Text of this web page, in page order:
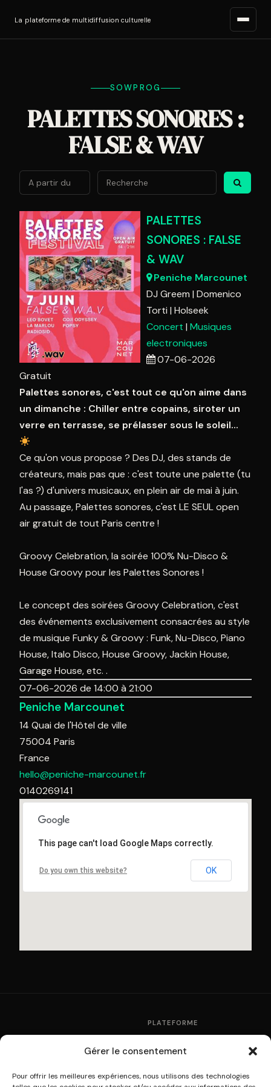
Gérer le consentement
Pour offrir les meilleures expériences, nous utilisons des technologies
La plateforme de multidiffusion culturelle
SOWPROG
PALETTES SONORES :
FALSE & WAV
Août
Lun Mar Mer Jeu Ven
27 28 29 30 31 1
3 4 5 6
10 11 12 13 14 15
17 18 19 20 21 22
24 25 26 27 28
31 2 3 4 5
Aujourd'hui Effacer
PALETTES
SONORES : FALSE
& WAV
Peniche Marcounet
DJ Greem Domenico
Torti Holseek
Concert Musiques
electroniques
07-06-2026
Gratuit
Palettes sonores, c'est tout ce qu'on aime dans
un dimanche : Chiller entre copains, siroter un
verre en terrasse, se prélasser sous le soleil...
Ce qu'on vous propose ? Des DJ, des stands de
créateurs, mais pas que : c'est toute une palette (tu
l'as ?) d'univers musicaux, en plein air de mai à juin.
Au passage, Palettes sonores, c'est LE SEUL open
air gratuit de tout Paris centre !
Groovy Celebration, la soirée 100% Nu-Disco &
House Groovy pour les Palettes Sonores !
Le concept des soirées Groovy Celebration, c'est
des événements exclusivement consacrées au style
de musique Funky & Groovy : Funk, Nu-Disco, Piano
House, Italo Disco, House Groovy, Jackin House,
Garage House, etc. .
07-06-2026 de 14:00 à 21:00
Peniche Marcounet
14 Quai de l'Hôtel de ville
75004 Paris
France
hello@peniche-marcounet.fr
0140269141‬
This page can't load Google Maps correctly.
Do you own this website? OK
PLATEFORME
Fonctionnement
Tarifs